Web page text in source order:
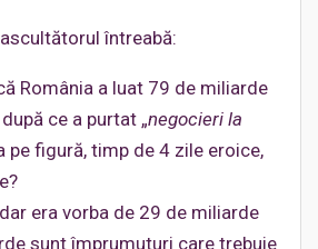
întreabă:
România a luat 79 de miliarde
ce a purtat „negocieri la
pe figură, timp de 4 zile eroice,
era vorba de 29 de miliarde
sunt împrumuturi care trebuie